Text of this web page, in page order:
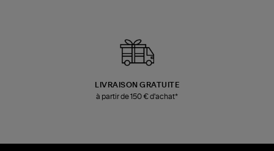
LIVRAISON GRATUITE
à partir de 150 € d'achat*